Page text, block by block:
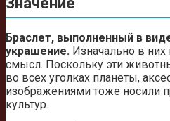
Браслет, выполненный в
украшение. Изначально в
смысл. Поскольку эти
во всех уголках планеты,
изображениями тоже носили
культур.